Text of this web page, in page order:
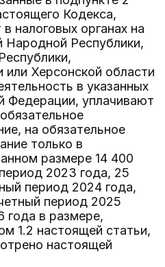
Кодекса,
налоговых органах на
Народной Республики,
Херсонской области
в указанных
Федерации, уплачивают
на обязательное
только в
размере 14 400
2023 года, 25
период 2024 года,
период 2025
года в размере,
1.2 настоящей статьи,
настоящей